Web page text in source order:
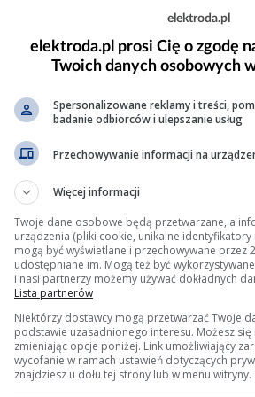
ruchu grzybka, nagaru, luzów
i adaptacja położenia
– wymiana kompletnego
jazdę próbną w różnych
EDC17) moduły EGR są
odcinkami.
elektrycznej zaleca się
błąd.
pozycja EGR; FMI 12 =
5 V dla czujnika
elektroda.pl
elektroda.pl prosi Cię o zgodę
Twoich danych osobowych
Spersonalizowane reklamy i treści,
badanie odbiorców i ulepszanie usług
Przechowywanie informacji na
Więcej informacji
Twoje dane osobowe będą przetwarzane, a
urządzenia (pliki cookie, unikalne
mogą być wyświetlane i przechowywane przez
udostępniane im. Mogą też być
i nasi partnerzy możemy używać dokładnych
Lista partnerów
Niektórzy dostawcy mogą przetwarzać Twoje
podstawie uzasadnionego interesu. Możesz się
zmieniając opcje poniżej. Link umożliwiający
wycofanie w ramach ustawień dotyczących
znajdziesz u dołu tej strony lub w menu witryny.